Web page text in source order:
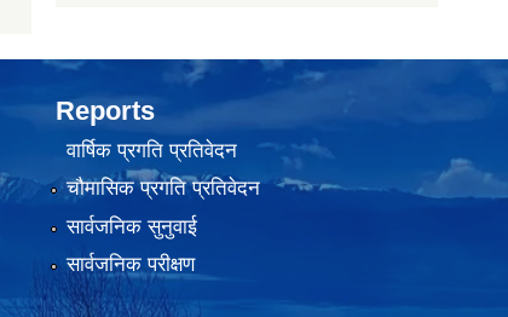
Reports
वार्षिक प्रगति प्रतिवेदन
चौमासिक प्रगति प्रतिवेदन
सार्वजनिक सुनुवाई
सार्वजनिक परीक्षण